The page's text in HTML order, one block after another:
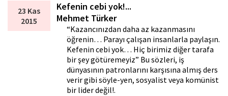
23 Kas
2015
Kefenin cebi yok!...
Mehmet Türker
“Kazancınızdan daha az kazanmasını
öğrenin… Parayı çalışan insanlarla paylaşın.
Kefenin cebi yok… Hiç birimiz diğer tarafa
bir şey götüremeyiz” Bu sözleri, iş
dünyasının patronlarını karşısına almış ders
verir gibi söyle-yen, sosyalist veya komünist
bir lider değil!.